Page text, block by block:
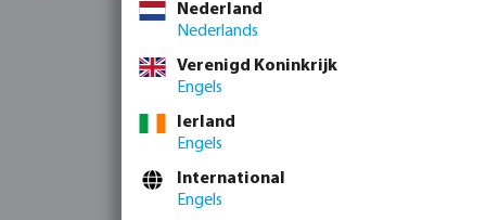
Afbeeldingengalerij overslaan
Nederland
Nederlands
Verenigd Koninkrijk
Engels
Ierland
Engels
International
Engels